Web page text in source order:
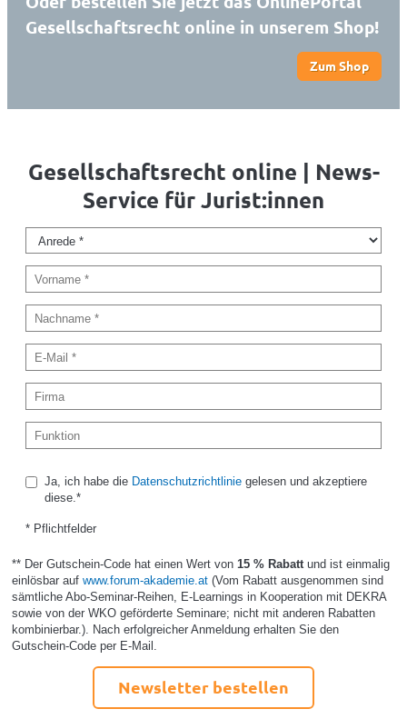
Gesellschaftsrecht online in unserem Shop!
Zum Shop
Gesellschaftsrecht online | News-
Service für Jurist:innen
Ja, ich habe die Datenschutzrichtliniegelesen und akzeptiere
diese.*
* Pflichtfelder
** Der Gutschein-Code hat einen Wert von 15 % Rabatt und ist einmalig
einlösbar auf www.forum-akademie.at(Vom Rabatt ausgenommen sind
sämtliche Abo-Seminar-Reihen, E-Learnings in Kooperation mit DEKRA
sowie von der WKO geförderte Seminare; nicht mit anderen Rabatten
kombinierbar.). Nach erfolgreicher Anmeldung erhalten Sie den
Gutschein-Code per E-Mail.
Newsletter bestellen